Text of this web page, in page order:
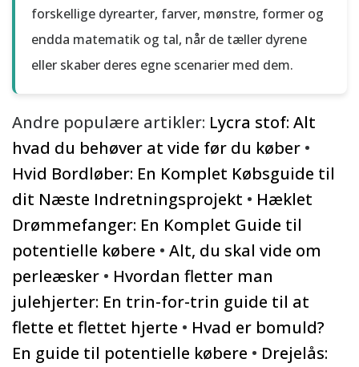
forskellige dyrearter, farver, mønstre, former og
endda matematik og tal, når de tæller dyrene
eller skaber deres egne scenarier med dem.
Andre populære artikler: Lycra stof: Alt
hvad du behøver at vide før du køber •
Hvid Bordløber: En Komplet Købsguide til
dit Næste Indretningsprojekt • Hæklet
Drømmefanger: En Komplet Guide til
potentielle købere • Alt, du skal vide om
perleæsker • Hvordan fletter man
julehjerter: En trin-for-trin guide til at
flette et flettet hjerte • Hvad er bomuld?
En guide til potentielle købere • Drejelås: